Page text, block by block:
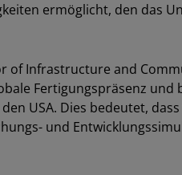
ermöglicht, den das
of Infrastructure and
Fertigungspräsenz und
USA. Dies bedeutet,
und